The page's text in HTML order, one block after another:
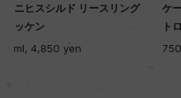
入数
12
ケーニヒスシルド リースリング
トロッケン
750ml, 4,000 yen